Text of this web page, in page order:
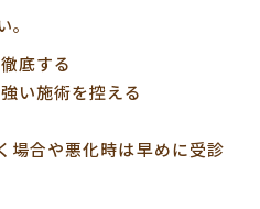
底する
い施術を控える
場合や悪化時は早めに受診